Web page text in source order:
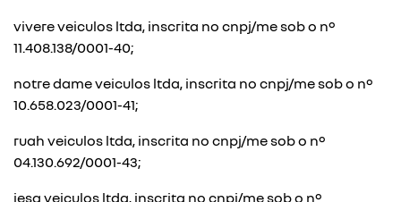
vivere veiculos ltda, inscrita no cnpj/me sob o nº
11.408.138/0001-40;
notre dame veiculos ltda, inscrita no cnpj/me sob o nº
10.658.023/0001-41;
ruah veiculos ltda, inscrita no cnpj/me sob o nº
04.130.692/0001-43;
iesa veiculos ltda, inscrita no cnpj/me sob o nº